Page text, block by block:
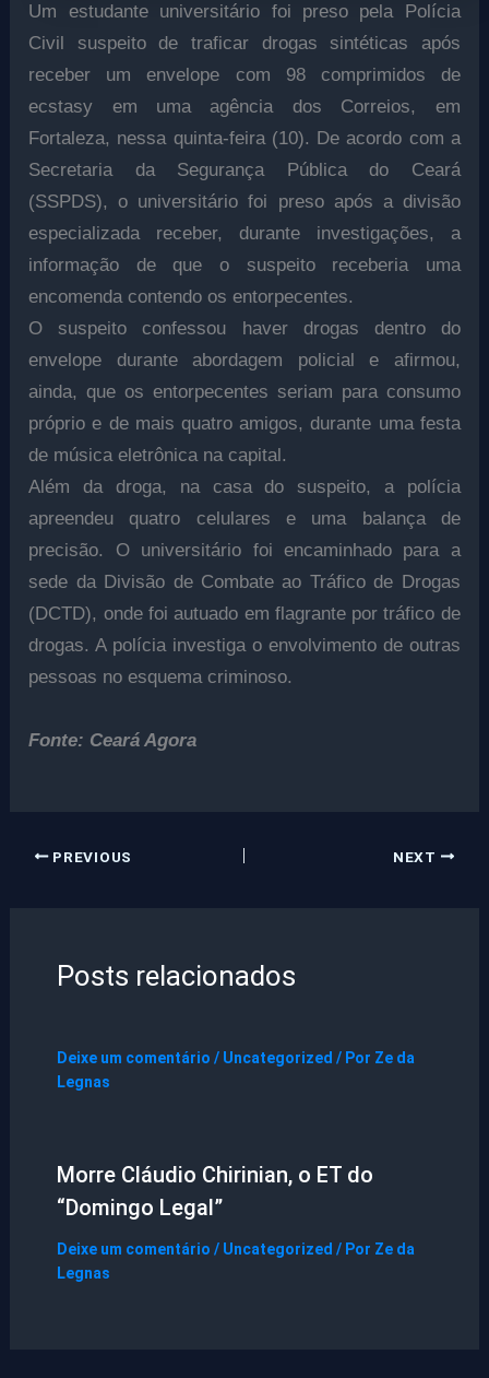
Um estudante universitário foi preso pela Polícia
Civil suspeito de traficar drogas sintéticas após
receber um envelope com 98 comprimidos de
ecstasy em uma agência dos Correios, em
Fortaleza, nessa quinta-feira (10). De acordo com a
Secretaria da Segurança Pública do Ceará
(SSPDS), o universitário foi preso após a divisão
especializada receber, durante investigações, a
informação de que o suspeito receberia uma
encomenda contendo os entorpecentes.
O suspeito confessou haver drogas dentro do
envelope durante abordagem policial e afirmou,
ainda, que os entorpecentes seriam para consumo
próprio e de mais quatro amigos, durante uma festa
de música eletrônica na capital.
Além da droga, na casa do suspeito, a polícia
apreendeu quatro celulares e uma balança de
precisão. O universitário foi encaminhado para a
sede da Divisão de Combate ao Tráfico de Drogas
(DCTD), onde foi autuado em flagrante por tráfico de
drogas. A polícia investiga o envolvimento de outras
pessoas no esquema criminoso.
Fonte: Ceará Agora
PREVIOUS NEXT
Posts relacionados
Deixe um comentário / Uncategorized / Por Ze da
Legnas
Morre Cláudio Chirinian, o ET do
“Domingo Legal”
Deixe um comentário / Uncategorized / Por Ze da
Legnas